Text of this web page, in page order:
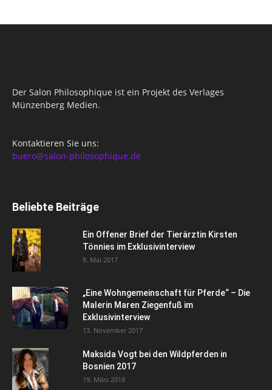
Der Salon Philosophique ist ein Projekt des Verlages
Münzenberg Medien.
Kontaktieren Sie uns:
buero@salon-philosophique.de
Beliebte Beiträge
Ein Offener Brief der Tierärztin Kirsten
Tönnies im Exklusivinterview
8. Mai 2017
„Eine Wohngemeinschaft für Pferde“ – Die
Malerin Maren Ziegenfuß im
Exklusivinterview
13. November 2017
Maksida Vogt bei den Wildpferden in
Bosnien 2017
19. März 2018